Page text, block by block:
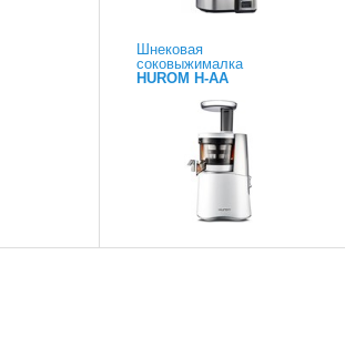
Шнековая
соковыжималка
HUROM H-AA